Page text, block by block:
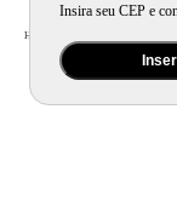
Insira seu CEP e
Home